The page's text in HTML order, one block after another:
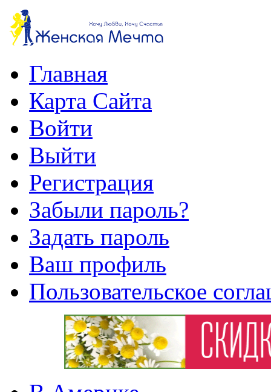
Главная
Карта Сайта
Войти
Выйти
Регистрация
Забыли пароль?
Задать пароль
Ваш профиль
Пользовательское